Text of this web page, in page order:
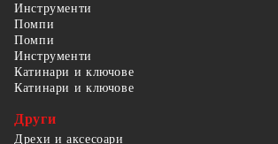
Инструменти
Помпи
Помпи
Инструменти
Катинари и ключове
Катинари и ключове
Други
Дрехи и аксесоари